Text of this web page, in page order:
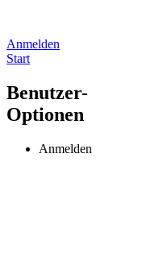
Anmelden
Start
Benutzer-
Optionen
Anmelden